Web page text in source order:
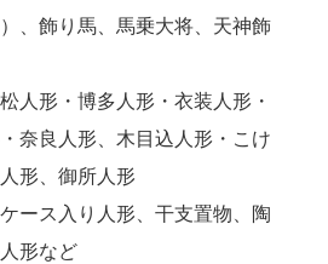
、飾り馬、馬乗大将、天神飾
人形・博多人形・衣装人形・
奈良人形、木目込人形・こけ
形、御所人形
ース入り人形、干支置物、陶
形など